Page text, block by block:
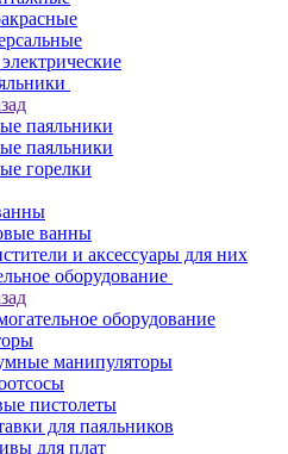
паяльники
паяльники
горелки
ванны
и аксессуары для них
оборудование
оборудование
манипуляторы
пистолеты
для паяльников
для плат